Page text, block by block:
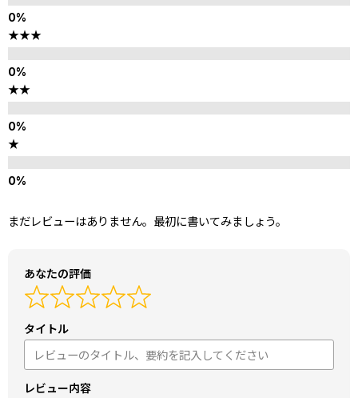
★★★
★★
★
まだレビューはありません。最初に書いてみましょう。
あなたの評価
タイトル
レビュー内容